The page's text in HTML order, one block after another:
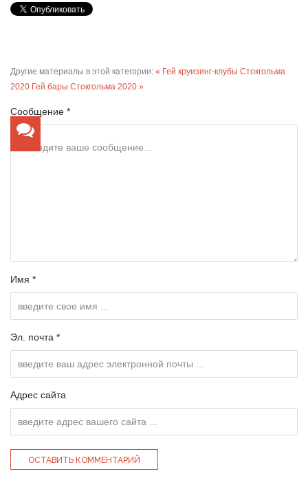
Другие материалы в этой категории: « Гей круизинг-клубы Стокгольма
2020 Гей бары Стокгольма 2020 »
Сообщение *
Имя *
Эл. почта *
Адрес сайта